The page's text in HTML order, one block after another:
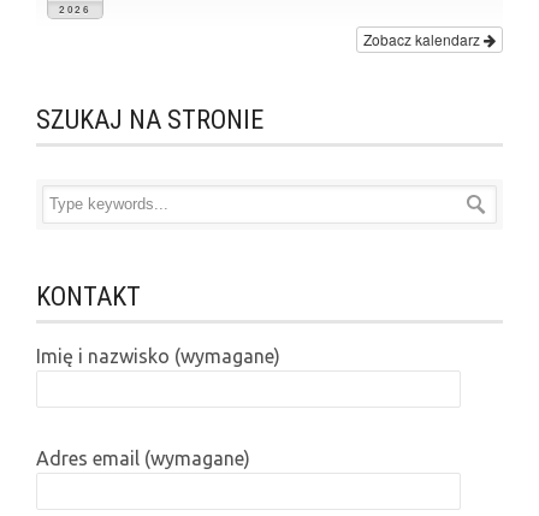
2026
Zobacz kalendarz
SZUKAJ NA STRONIE
KONTAKT
Imię i nazwisko (wymagane)
Adres email (wymagane)